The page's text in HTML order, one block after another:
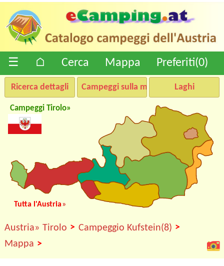
☰ ⌂ Cerca Mappa Preferiti(0)
Ricerca dettagli Campeggi sulla mappa Laghi
Campeggi Tirolo»
Tutta l'Austria»
Austria» Tirolo > Campeggio Kufstein(8) >
Mappa >